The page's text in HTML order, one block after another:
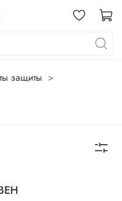
защиты